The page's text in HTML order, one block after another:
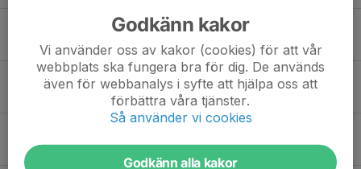
Team 11 skruvar upp !
23 jan 2022
Vi fortsätter med med Storm !
3 nov 2021 0
3 sep 2021 0
Godkänn kakor
Vi använder oss av kakor (cookies) för att vår
webbplats ska fungera bra för dig. De används
även för webbanalys i syfte att hjälpa oss att
förbättra våra tjänster.
Så använder vi cookies
Godkänn alla kakor